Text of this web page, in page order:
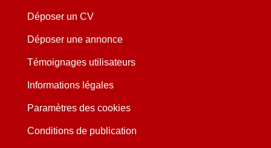
Déposer un CV
Déposer une annonce
Témoignages utilisateurs
Informations légales
Paramètres des cookies
Conditions de publication